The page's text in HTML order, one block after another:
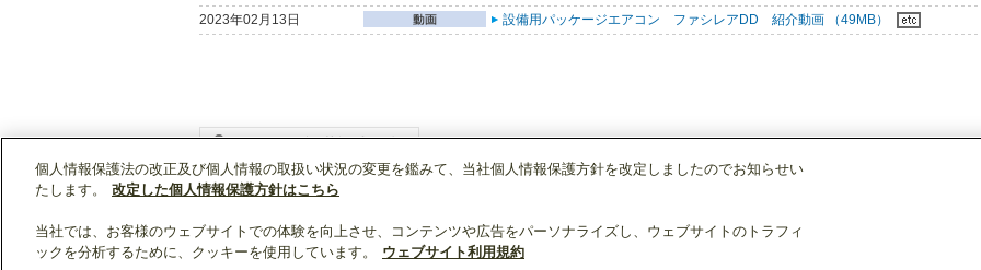
2023年02月13日
設備用パッケージエアコン ファシレアDD 紹介動画 （49MB）
WIN2Kトップ 製品情報
個人情報保護法の改正及び個人情報の取扱い状況の変更を鑑みて、当社個人情報保護方針を改定しましたのでお知らせい
たします。
改定した個人情報保護方針はこちら
当社では、お客様のウェブサイトでの体験を向上させ、コンテンツや広告をパーソナライズし、ウェブサイトのトラフィ
ックを分析するために、クッキーを使用しています。
ウェブサイト利用規約